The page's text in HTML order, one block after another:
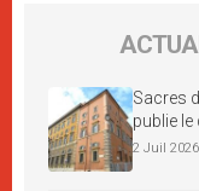
Sacres
publie
2 Juil 2026